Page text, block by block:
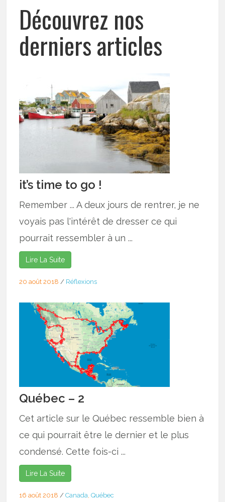
Découvrez nos
derniers articles
it’s time to go !
Remember ... A deux jours de rentrer, je ne
voyais pas l'intérêt de dresser ce qui
pourrait ressembler à un ...
Lire La Suite
20 août 2018 / Réflexions
Québec – 2
Cet article sur le Québec ressemble bien à
ce qui pourrait être le dernier et le plus
condensé. Cette fois-ci ...
Lire La Suite
16 août 2018 /Canada ,Québec